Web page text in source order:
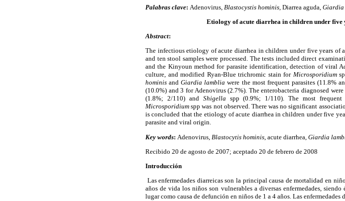
Palabras clave: Adenovirus, Blastocystis hominis, Diarrea aguda,
Etiology of acute diarrhea in children under five
Abstract:
The infectious etiology of acute diarrhea in children under five years of
and ten stool samples were processed. The tests included direct
and the Kinyoun method for parasite identification, detection of viral
culture, and modified Ryan-Blue trichromic stain for Microsporidium
hominisandGiardia lamblia were the most frequent parasites (11.8%
(10.0%) and 3 for Adenovirus (2.7%). The enterobacteria diagnosed
(1.8%; 2/110) and Shigella spp (0.9%; 1/110). The most
Microsporidiumspp was not observed. There was no significant
is concluded that the etiology of acute diarrhea in children under five
parasite and viral origin.
Key words: Adenovirus, Blastocytis hominis , acute diarrhea, Giardia
Recibido 20 de agosto de 2007; aceptado 20 de febrero de 2008
Introducción
Las enfermedades diarreicas son la principal causa de mortalidad en
años de vida los niños son vulnerables a diversas enfermedades,
lugar como causa de defunción en niños de 1 a 4 años. Las